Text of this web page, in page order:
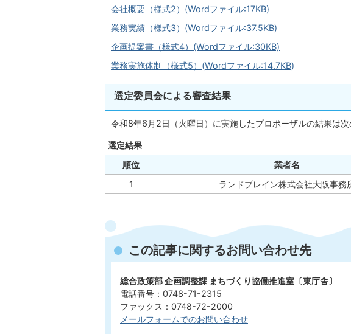
会社概要（様式2）(Wordファイル:17KB)
業務実績（様式3）(Wordファイル:37.5KB)
企画提案書（様式4）(Wordファイル:30KB)
業務実施体制（様式5）(Wordファイル:14.7KB)
選定委員会による審査結果
令和8年6月2日（火曜日）に実施したプロポーザルの結果は次
選定結果
順位
業者名
1
ランドブレイン株式会社大阪事務
この記事に関するお問い合わせ先
総合政策部 企画調整課 まちづくり協働推進室〔東庁舎〕
電話番号：0748-71-2315
ファックス：0748-72-2000
メールフォームでのお問い合わせ